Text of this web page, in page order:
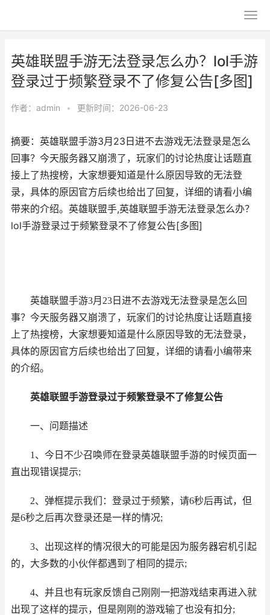
英雄联盟手游无法登录怎么办？lol手游
登录过于频繁登录不了修复公告[多图]
作者： admin • 更新时间：2026-06-23
摘要：英雄联盟手游3月23日进不去游戏无法登录是怎么
回事？今天服务器又崩溃了，玩家们的讨论热度让话题直
接上了热搜榜，大家想要知道是什么原因导致的无法登
录，具体的原因官方后续也给出了回复，详细的请看小编
带来的介绍。英雄联盟手,英雄联盟手游无法登录怎么办？
lol手游登录过于频繁登录不了修复公告[多图]
英雄联盟手游3月23日进不去游戏无法登录是怎么回
事？今天服务器又崩溃了，玩家们的讨论热度让话题直接
上了热搜榜，大家想要知道是什么原因导致的无法登录，
具体的原因官方后续也给出了回复，详细的请看小编带来
的介绍。
英雄联盟手游登录过于频繁登录不了修复公告
一、问题描述
1、今日不少召唤师在登录英雄联盟手游的时候页面一
直出现错误提示;
2、弹框提示我们：登录过于频繁，请6秒后再试，但
是6秒之后再次登录还是一样的情况;
3、出现这样的情况很大的可能是因为服务器宕机引起
的，大多数的小伙伴都遇到了相同的提示;
4、并且也有玩家反馈自己刚刚一把游戏结束再进入就
出现了这样的提示，但是刚刚的游戏输了也没有扣分;